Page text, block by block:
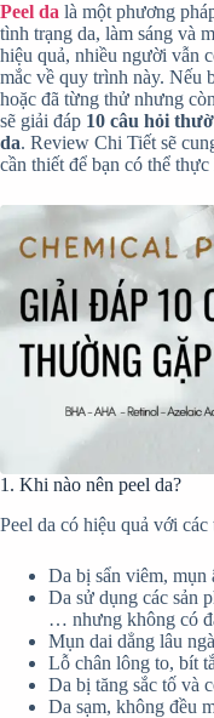
Peel da là một phương
tình trạng da, làm sáng và
hiệu quả, nhiều người vẫn
mắc về quy trình này. Nếu
hoặc đã từng thử nhưng
sẽ giải đáp 10 câu hỏi
da. Review Chi Tiết sẽ
cần thiết để bạn có thể
1. Khi nào nên peel da?
Peel da có hiệu quả với các
Da bị sẩn viêm, mụn
Da sử dụng các sản
… nhưng không có
Mụn dai dẳng lâu
Lỗ chân lông to, bít
Da bị tăng sắc tố và
Da sạm, không đều